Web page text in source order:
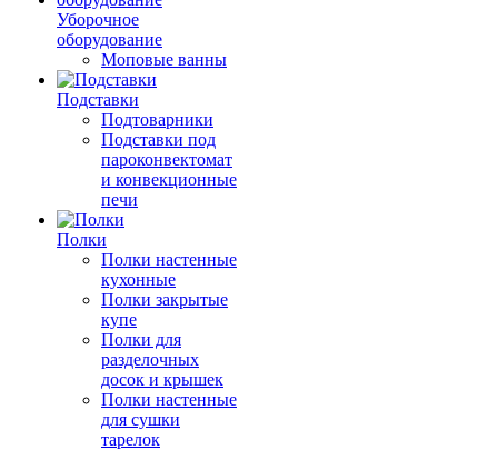
Уборочное
оборудование
Моповые ванны
Подставки
Подтоварники
Подставки под
пароконвектомат
и конвекционные
печи
Полки
Полки настенные
кухонные
Полки закрытые
купе
Полки для
разделочных
досок и крышек
Полки настенные
для сушки
тарелок